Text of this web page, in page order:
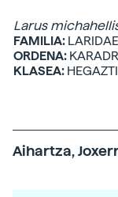
Larus
FAMILIA: LARIDAE
ORDENA:
KLASEA:
Aihartza,